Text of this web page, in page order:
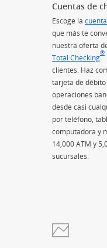
Cuentas de
Escoge la
que más te
nuestra oferta
Total Checking
®
clientes. Haz
tarjeta de débito
operaciones
desde casi
por teléfono,
computadora y
14,000 ATM y
sucursales.